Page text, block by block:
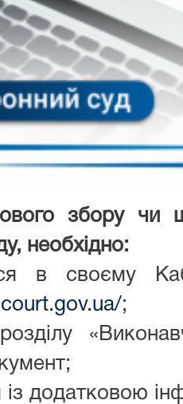
збору чи
необхідно:
в своєму
;
додатковою